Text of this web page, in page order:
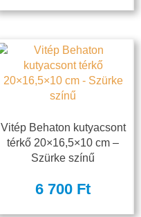
Vitép Behaton kutyacsont
térkő 20×16,5×10 cm –
Szürke színű
6 700 Ft